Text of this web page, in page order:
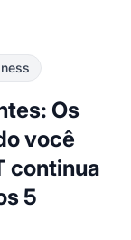
Os
você
continua
5